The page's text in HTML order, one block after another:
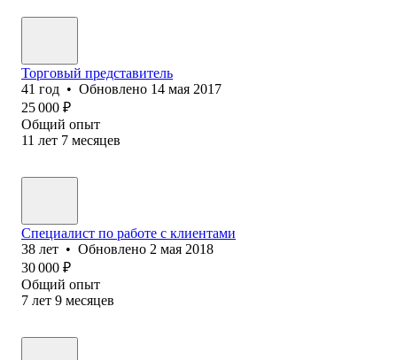
Торговый представитель
41 год • Обновлено 14 мая 2017
25 000 ₽
Общий опыт
11 лет 7 месяцев
Специалист по работе с клиентами
38 лет • Обновлено 2 мая 2018
30 000 ₽
Общий опыт
7 лет 9 месяцев